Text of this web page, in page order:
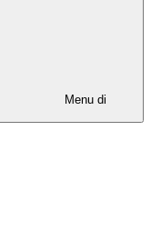
Menu di